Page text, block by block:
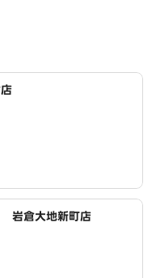
岩倉大地新町店